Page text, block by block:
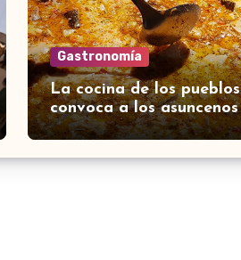
Gastronomía
La cocina de los pueblos
convoca a los asuncenos